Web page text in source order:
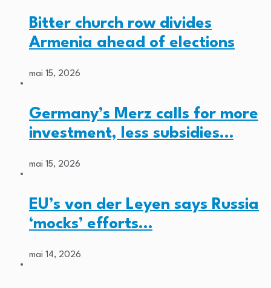
Bitter church row divides
Armenia ahead of elections
mai 15, 2026
Germany’s Merz calls for more
investment, less subsidies…
mai 15, 2026
EU’s von der Leyen says Russia
‘mocks’ efforts…
mai 14, 2026